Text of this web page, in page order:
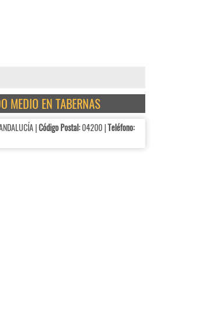
MEDIO EN TABERNAS
|Código Postal:04200 |Teléfono: